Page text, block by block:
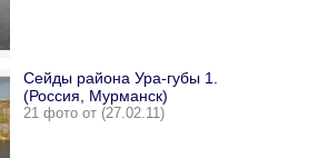
Cейды района Ура-губы 1.
(Россия, Мурманск)
21 фото от (27.02.11)